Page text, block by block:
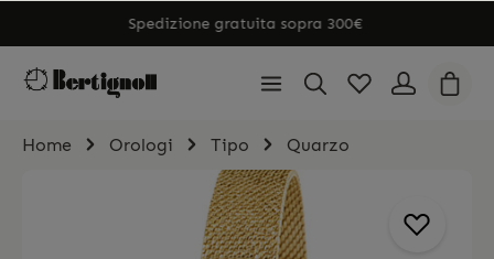
Spedizione gratuita sopra 300€
Home Orologi Tipo Quarzo